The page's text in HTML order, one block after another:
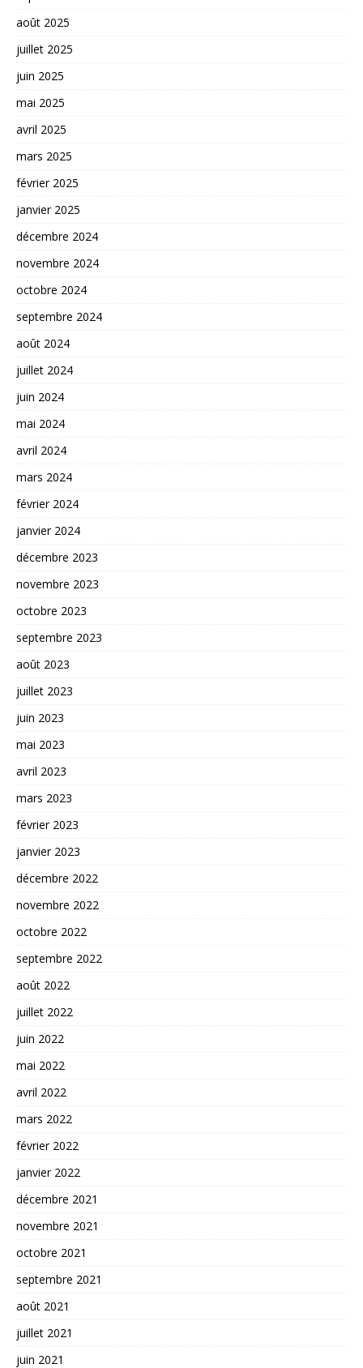
août 2025
juillet 2025
juin 2025
mai 2025
avril 2025
mars 2025
février 2025
janvier 2025
décembre 2024
novembre 2024
octobre 2024
septembre 2024
août 2024
juillet 2024
juin 2024
mai 2024
avril 2024
mars 2024
février 2024
janvier 2024
décembre 2023
novembre 2023
octobre 2023
septembre 2023
août 2023
juillet 2023
juin 2023
mai 2023
avril 2023
mars 2023
février 2023
janvier 2023
décembre 2022
novembre 2022
octobre 2022
septembre 2022
août 2022
juillet 2022
juin 2022
mai 2022
avril 2022
mars 2022
février 2022
janvier 2022
décembre 2021
novembre 2021
octobre 2021
septembre 2021
août 2021
juillet 2021
juin 2021